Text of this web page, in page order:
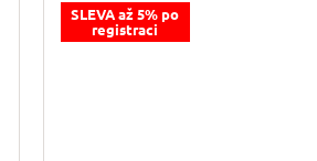
SLEVA až 5% po
registraci